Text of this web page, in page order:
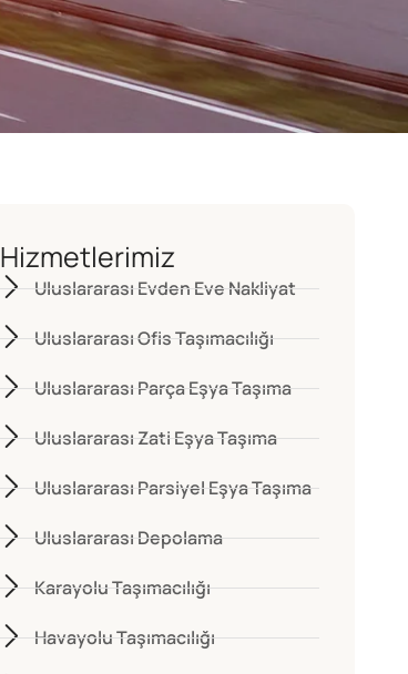
Hizmetlerimiz
Uluslararası Evden Eve Nakliyat
Uluslararası Ofis Taşımacılığı
Uluslararası Parça Eşya Taşıma
Uluslararası Zati Eşya Taşıma
Uluslararası Parsiyel Eşya Taşıma
Uluslararası Depolama
Karayolu Taşımacılığı
Havayolu Taşımacılığı